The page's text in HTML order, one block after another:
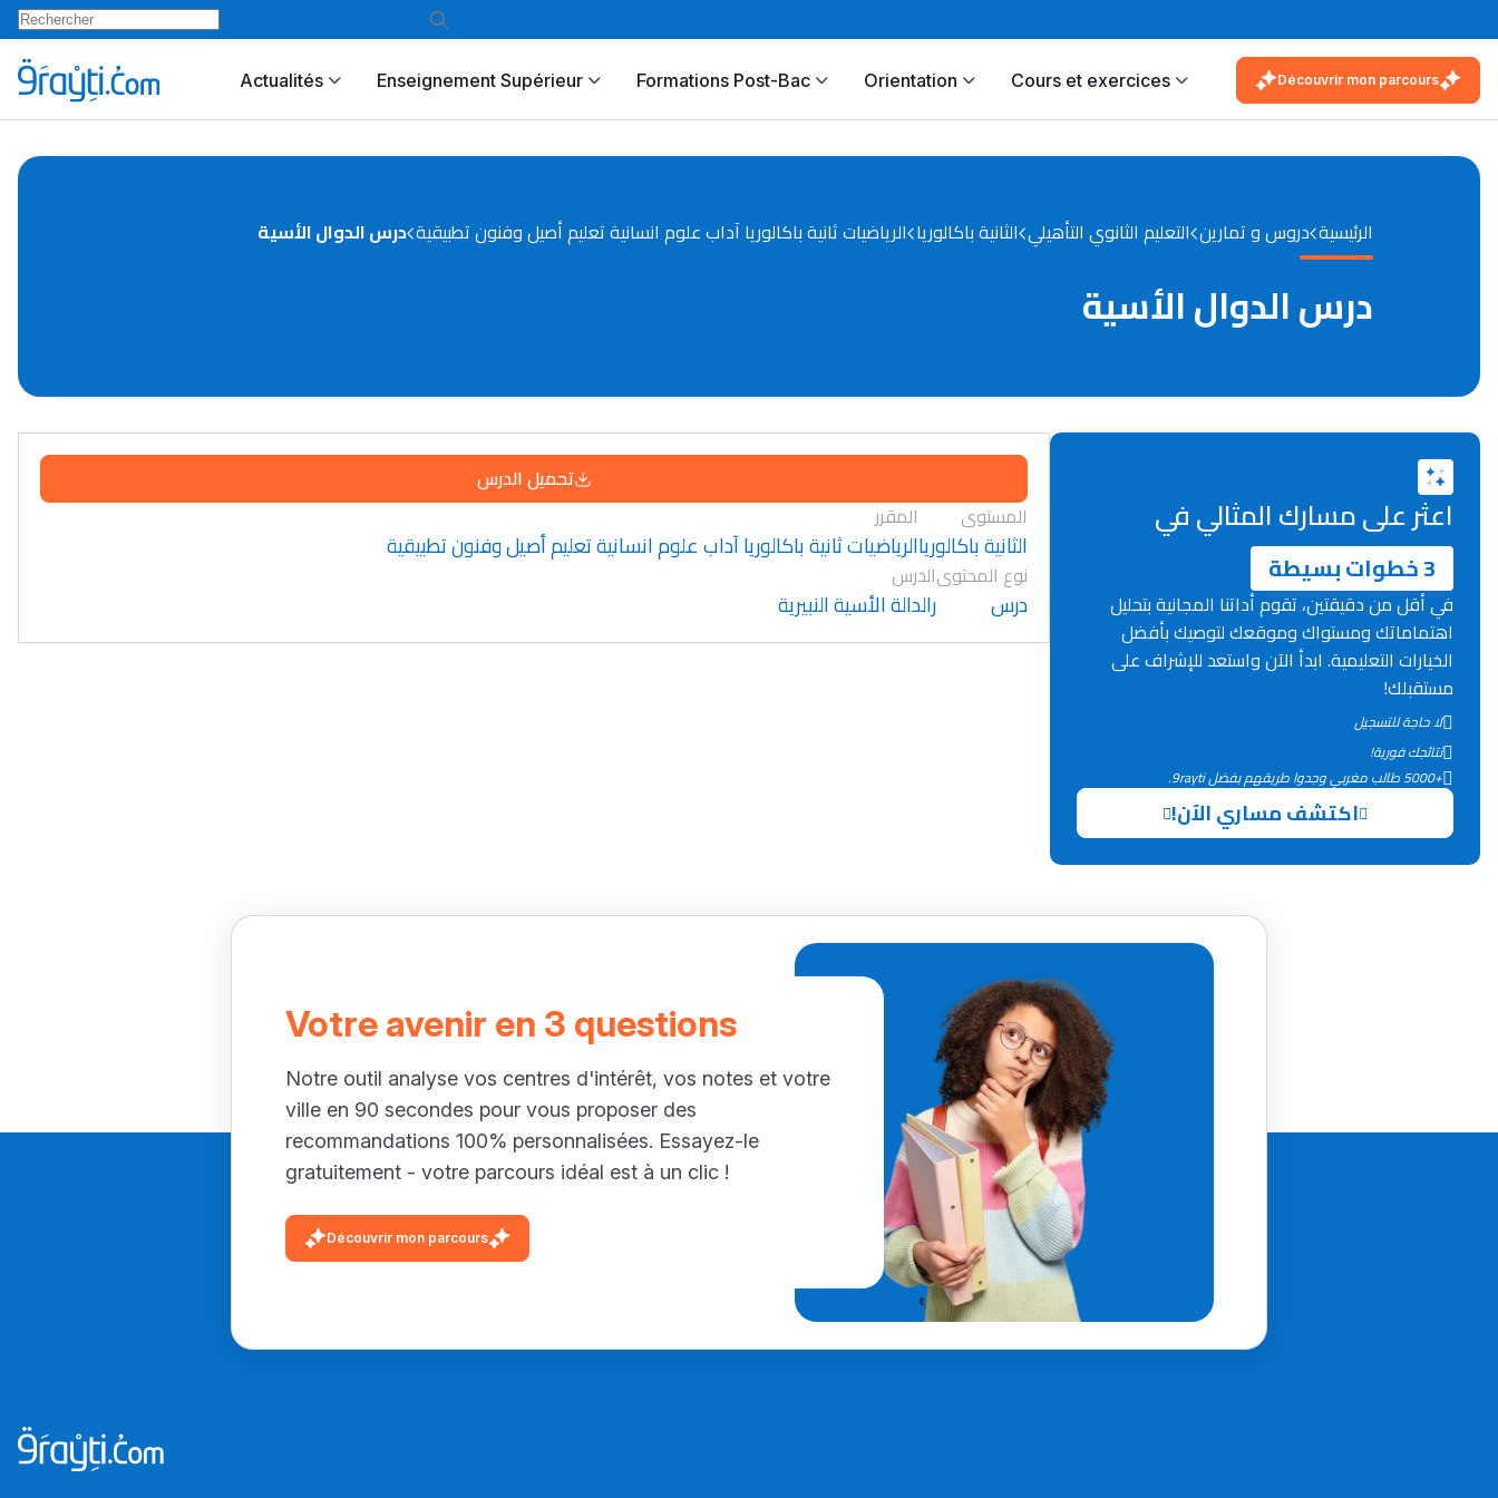
Actualités Enseignement Supérieur Formations Post-Bac Orientation Cours et exercices Découvrir mon parcours
الرئيسية دروس و تمارين التعليم الثانوي التأهيلي الثانية باكالوريا الرياضيات ثانية باكالوريا آداب علوم انسانية تعليم أصيل وفنون تطبيقية درس الدوال الأسية
درس الدوال الأسية
تحميل الدرس
المستوى
الثانية باكالوريا
المقرر
الرياضيات ثانية باكالوريا آداب علوم انسانية تعليم أصيل وفنون تطبيقية
نوع المحتوى
درس
الدرس
رالدالة الأسية النبيرية
اعثر على مسارك المثالي في
3 خطوات بسيطة
في أقل من دقيقتين، تقوم أداتنا المجانية بتحليل
اهتماماتك ومستواك وموقعك لتوصيك بأفضل
الخيارات التعليمية. ابدأ الآن واستعد للإشراف على
مستقبلك!
لا حاجة للتسجيل
نتائجك فورية!
+5000 طالب مغربي وجدوا طريقهم بفضل 9rayti.
اكتشف مساري الآن!
Votre avenir en 3 questions
Notre outil analyse vos centres d'intérêt, vos notes et votre
ville en 90 secondes pour vous proposer des
recommandations 100% personnalisées. Essayez-le
gratuitement - votre parcours idéal est à un clic !
Découvrir mon parcours